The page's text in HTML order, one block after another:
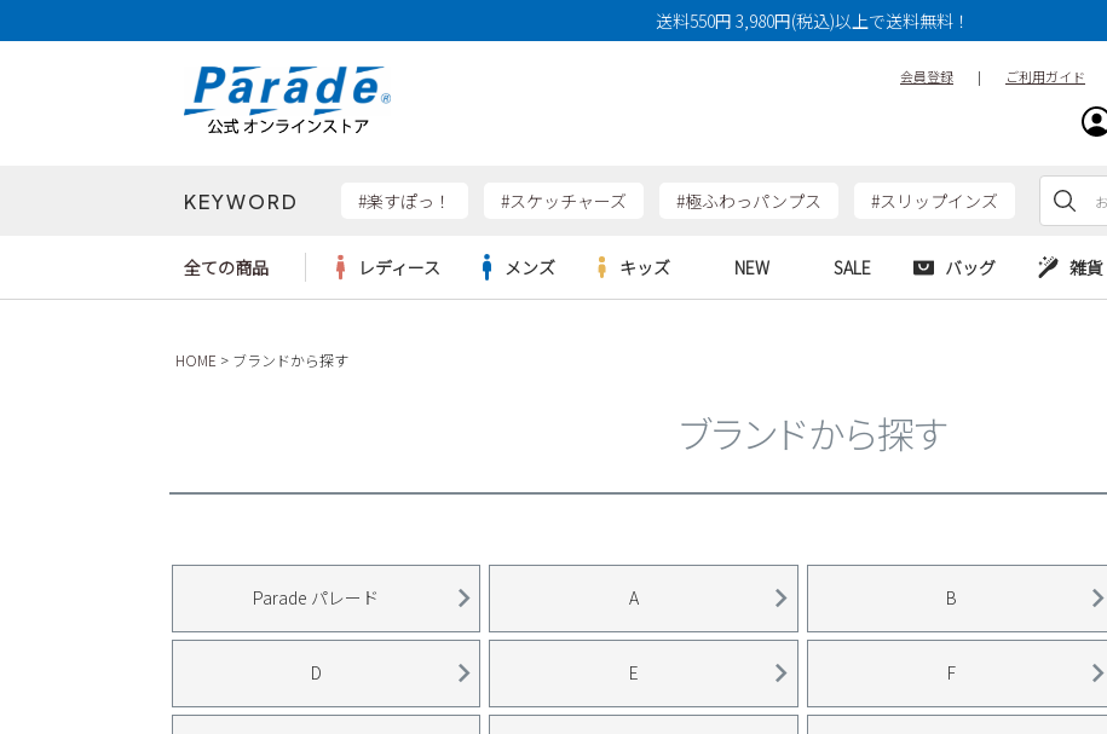
送料550円 3,980円(税込)以上で送料無料！
会員登録 | ご利用ガイド
KEYWORD #楽すぽっ！ #スケッチャーズ #極ふわっパンプス #スリップインズ
検索
全ての商品 レディース
サンダル
スニーカー
ウェア
moz
new balance
メンズ
サンダル
ビジネス・ドレスシューズ
ウェア
GAP
EDWIN
キッズ
サンダル
スクール
NEW
レディース新入荷
SALE
レディースSALE
バッグ
リュック
ビジネスバッグ
雑貨
ケア用品
HOME ブランドから探す
ブランドから探す
Parade パレード A B
D E F